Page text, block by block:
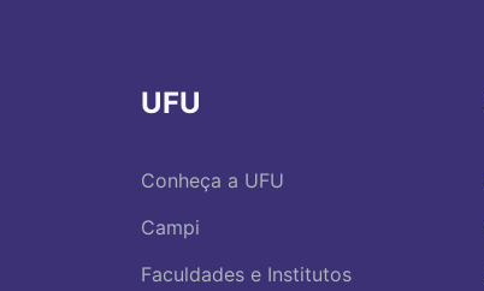
UFU
Conheça a UFU
Campi
Faculdades e Institutos